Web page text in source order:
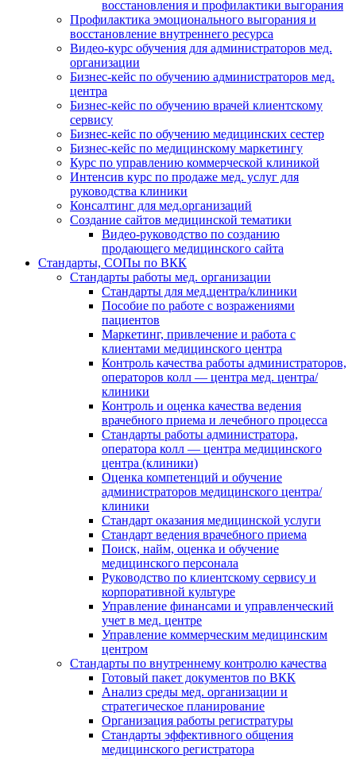
восстановления и профилактики выгорания
Профилактика эмоционального выгорания и
восстановление внутреннего ресурса
Видео-курс обучения для администраторов мед.
организации
Бизнес-кейс по обучению администраторов мед.
центра
Бизнес-кейс по обучению врачей клиентскому
сервису
Бизнес-кейс по обучению медицинских сестер
Бизнес-кейс по медицинскому маркетингу
Курс по управлению коммерческой клиникой
Интенсив курс по продаже мед. услуг для
руководства клиники
Консалтинг для мед.организаций
Создание сайтов медицинской тематики
Видео-руководство по созданию
продающего медицинского сайта
Стандарты, СОПы по ВКК
Стандарты работы мед. организации
Стандарты для мед.центра/клиники
Пособие по работе с возражениями
пациентов
Маркетинг, привлечение и работа с
клиентами медицинского центра
Контроль качества работы администраторов,
операторов колл — центра мед. центра/
клиники
Контроль и оценка качества ведения
врачебного приема и лечебного процесса
Стандарты работы администратора,
оператора колл — центра медицинского
центра (клиники)
Оценка компетенций и обучение
администраторов медицинского центра/
клиники
Стандарт оказания медицинской услуги
Стандарт ведения врачебного приема
Поиск, найм, оценка и обучение
медицинского персонала
Руководство по клиентскому сервису и
корпоративной культуре
Управление финансами и управленческий
учет в мед. центре
Управление коммерческим медицинским
центром
Стандарты по внутреннему контролю качества
Готовый пакет документов по ВКК
Анализ среды мед. организации и
стратегическое планирование
Организация работы регистратуры
Стандарты эффективного общения
медицинского регистратора